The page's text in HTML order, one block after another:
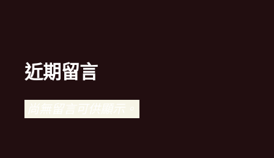
近期留言
尚無留言可供顯示。